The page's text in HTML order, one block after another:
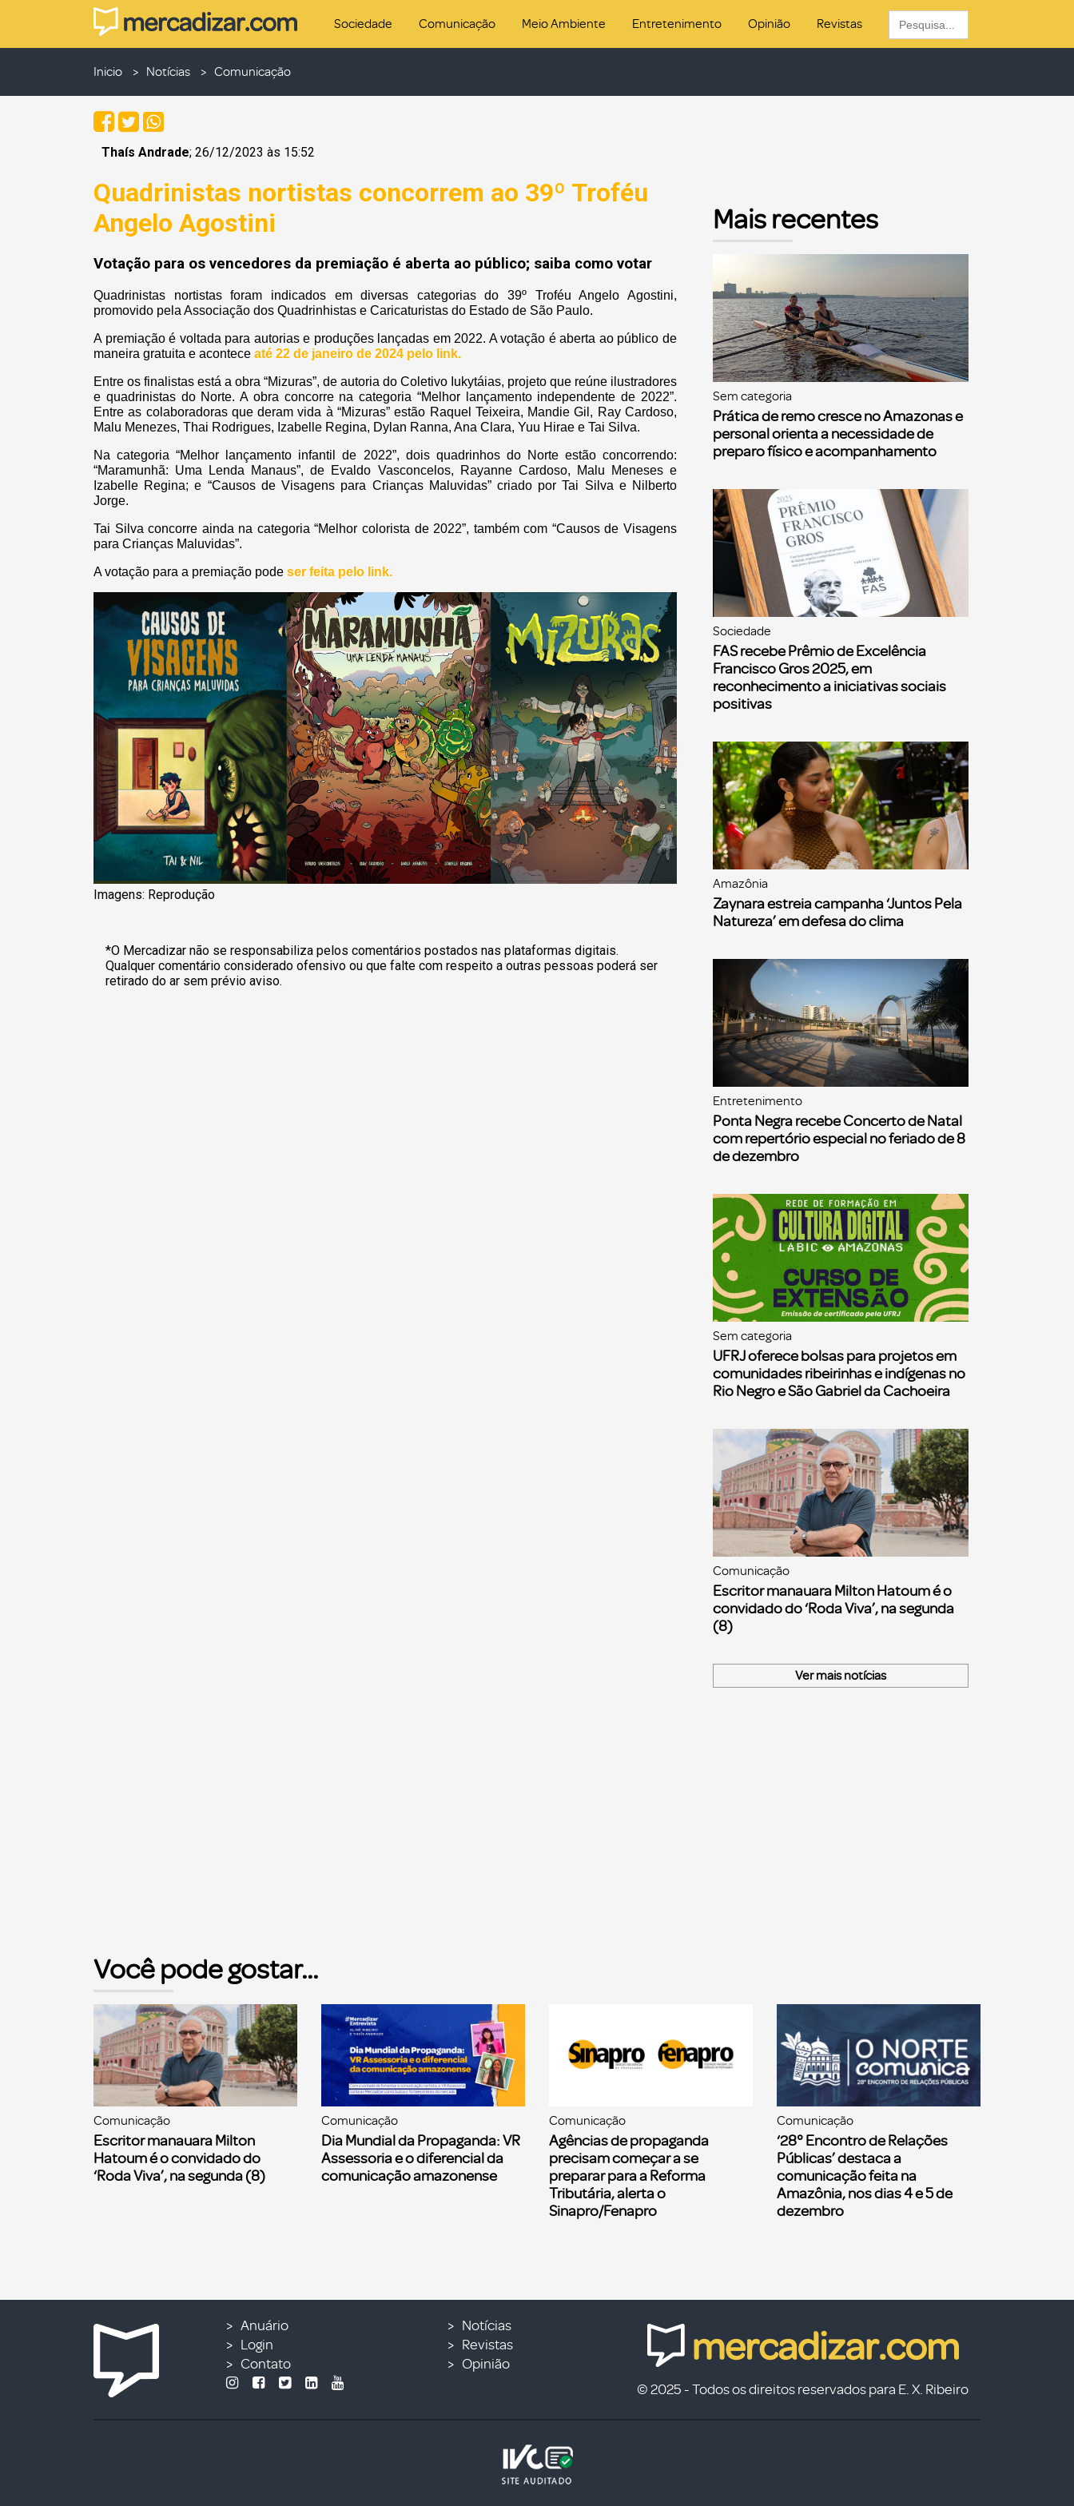
Sociedade Comunicação Meio Ambiente Entretenimento Opinião Revistas
Search
for:
Inicio Notícias Comunicação
Thaís Andrade; 26/12/2023 às 15:52
Quadrinistas nortistas concorrem ao 39º Troféu
Angelo Agostini
Votação para os vencedores da premiação é aberta ao público; saiba como votar
Quadrinistas nortistas foram indicados em diversas categorias do 39º Troféu Angelo Agostini,
promovido pela Associação dos Quadrinhistas e Caricaturistas do Estado de São Paulo.
A premiação é voltada para autorias e produções lançadas em 2022. A votação é aberta ao público de
maneira gratuita e acontece até 22 de janeiro de 2024 pelo link.
Entre os finalistas está a obra “Mizuras”, de autoria do Coletivo Iukytáias, projeto que reúne ilustradores
e quadrinistas do Norte. A obra concorre na categoria “Melhor lançamento independente de 2022”.
Entre as colaboradoras que deram vida à “Mizuras” estão Raquel Teixeira, Mandie Gil, Ray Cardoso,
Malu Menezes, Thai Rodrigues, Izabelle Regina, Dylan Ranna, Ana Clara, Yuu Hirae e Tai Silva.
Na categoria “Melhor lançamento infantil de 2022”, dois quadrinhos do Norte estão concorrendo:
“Maramunhã: Uma Lenda Manaus”, de Evaldo Vasconcelos, Rayanne Cardoso, Malu Meneses e
Izabelle Regina; e “Causos de Visagens para Crianças Maluvidas” criado por Tai Silva e Nilberto
Jorge.
Tai Silva concorre ainda na categoria “Melhor colorista de 2022”, também com “Causos de Visagens
para Crianças Maluvidas”.
A votação para a premiação pode ser feita pelo link.
Imagens: Reprodução
*O Mercadizar não se responsabiliza pelos comentários postados nas plataformas digitais.
Qualquer comentário considerado ofensivo ou que falte com respeito a outras pessoas poderá ser
retirado do ar sem prévio aviso.
Mais recentes
Sem categoria
Prática de remo cresce no Amazonas e
personal orienta a necessidade de
preparo físico e acompanhamento
Sociedade
FAS recebe Prêmio de Excelência
Francisco Gros 2025, em
reconhecimento a iniciativas sociais
positivas
Amazônia
Zaynara estreia campanha ‘Juntos Pela
Natureza’ em defesa do clima
Entretenimento
Ponta Negra recebe Concerto de Natal
com repertório especial no feriado de 8
de dezembro
Sem categoria
UFRJ oferece bolsas para projetos em
comunidades ribeirinhas e indígenas no
Rio Negro e São Gabriel da Cachoeira
Comunicação
Escritor manauara Milton Hatoum é o
convidado do ‘Roda Viva’, na segunda
(8)
Ver mais notícias
Você pode gostar...
Comunicação
Escritor manauara Milton
Hatoum é o convidado do
‘Roda Viva’, na segunda (8)
Comunicação
Dia Mundial da Propaganda: VR
Assessoria e o diferencial da
comunicação amazonense
Comunicação
Agências de propaganda
precisam começar a se
preparar para a Reforma
Tributária, alerta o
Sinapro/Fenapro
Comunicação
‘28° Encontro de Relações
Públicas’ destaca a
comunicação feita na
Amazônia, nos dias 4 e 5 de
dezembro
Anuário
Login
Contato
Notícias
Revistas
Opinião
© 2025 - Todos os direitos reservados para E. X. Ribeiro